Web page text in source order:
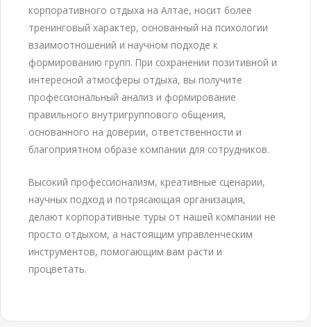
корпоративного отдыха на Алтае, носит более
тренинговый характер, основанный на психологии
взаимоотношений и научном подходе к
формированию групп. При сохранении позитивной и
интересной атмосферы отдыха, вы получите
профессиональный анализ и формирование
правильного внутригруппового общения,
основанного на доверии, ответственности и
благоприятном образе компании для сотрудников.
Высокий профессионализм, креативные сценарии,
научных подход и потрясающая организация,
делают корпоративные туры от нашей компании не
просто отдыхом, а настоящим управленческим
инструментов, помогающим вам расти и
процветать.